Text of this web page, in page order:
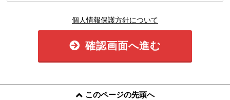
個人情報保護方針について
確認画面へ進む
このページの先頭へ